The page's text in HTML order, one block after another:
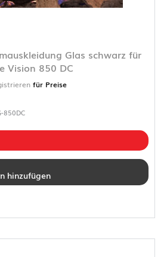
Glas schwarz für
Vision 850 DC
für Preise
850DC
hinzufügen